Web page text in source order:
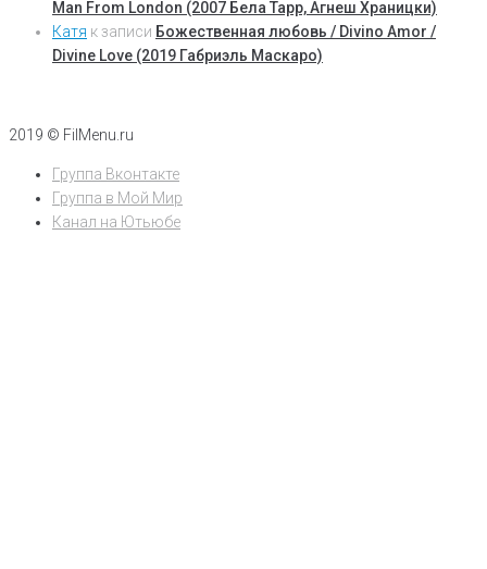
Man From London (2007 Бела Тарр, Агнеш Храницки)
Катя к записи Божественная любовь / Divino Amor /
Divine Love (2019 Габриэль Маскаро)
2019 © FilMenu.ru
Группа Вконтакте
Группа в Мой Мир
Канал на Ютьюбе